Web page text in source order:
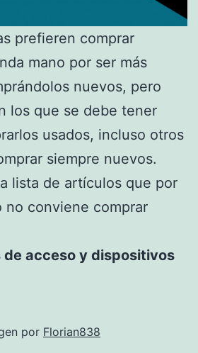
prefieren comprar
mano por ser más
nuevos, pero
los que se debe tener
usados, incluso otros
siempre nuevos.
lista de artículos que por
no conviene comprar
de acceso y dispositivos
por Florian838